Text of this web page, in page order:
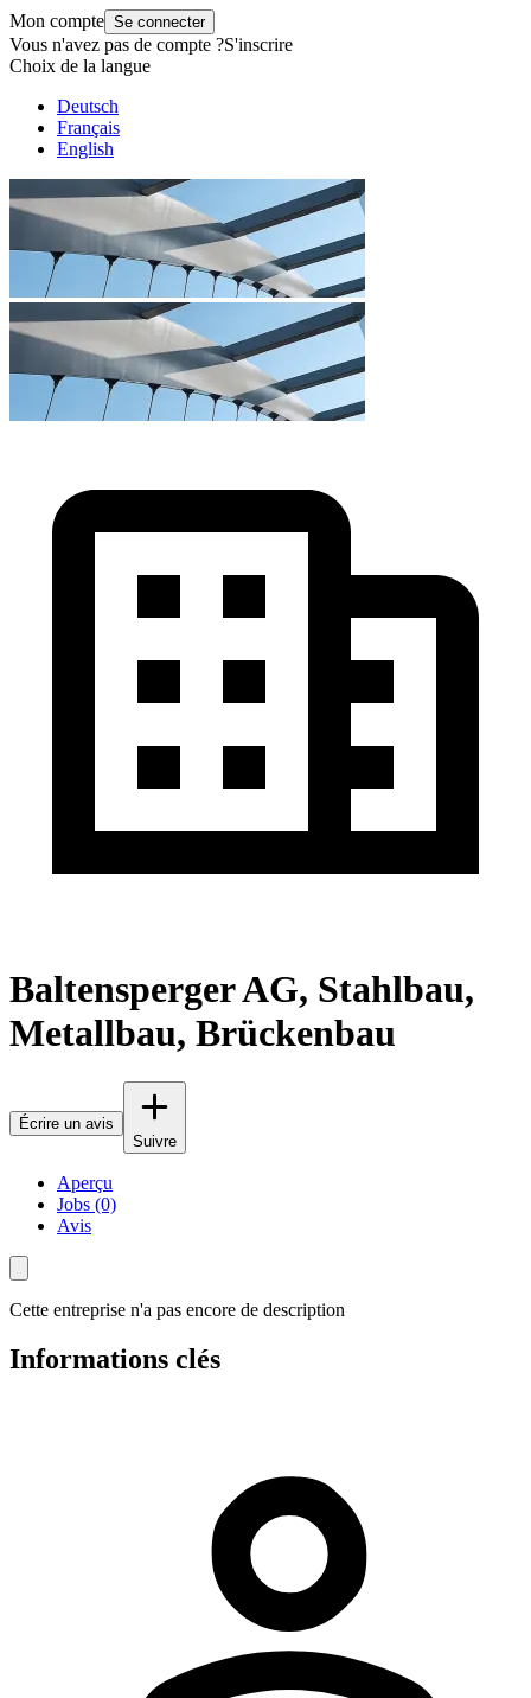
Mon compte Se connecter
Vous n'avez pas de compte ?S'inscrire
Choix de la langue
Deutsch
Français
English
Baltensperger AG, Stahlbau,
Metallbau, Brückenbau
Écrire un avis
Suivre
Aperçu
Jobs (0)
Avis
Cette entreprise n'a pas encore de description
Informations clés